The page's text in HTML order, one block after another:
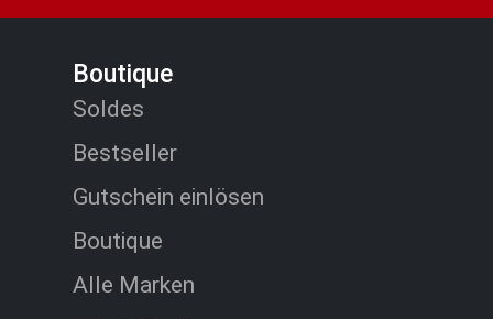
Boutique
Soldes
Bestseller
Gutschein einlösen
Boutique
Alle Marken